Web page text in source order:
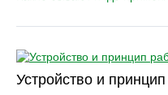
Устройство и